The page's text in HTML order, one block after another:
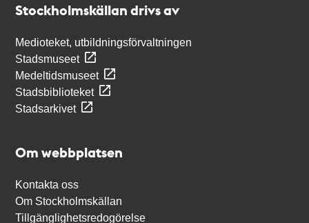
Stockholmskällan drivs av
Medioteket, utbildningsförvaltningen
Stadsmuseet
Medeltidsmuseet
Stadsbiblioteket
Stadsarkivet
Om webbplatsen
Kontakta oss
Om Stockholmskällan
Tillgänglighetsredogörelse